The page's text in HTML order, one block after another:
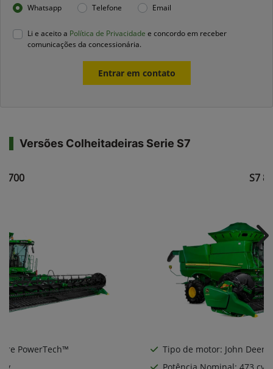
Whatsapp Telefone Email
Li e aceito a Política de Privacidade e concordo em receber
comunicações da concessionária.
Entrar em contato
Versões Colheitadeiras Serie S7
700
PowerTech™
S7
Tipo de motor: John Deere
Potência Nominal: 473 cv